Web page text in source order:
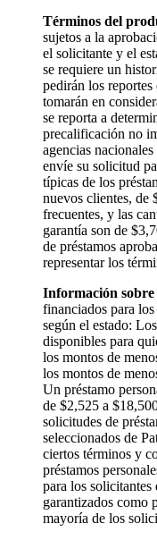
Términos del
sujetos a la
el solicitante y el
se requiere un
pedirán los
tomarán en
se reporta a
precalificación no
agencias
envíe su solicitud
típicas de los
nuevos clientes, de
frecuentes, y las
garantía son de
de préstamos
representar los
Información
financiados para
según el estado:
disponibles para
los montos de
los montos de
Un préstamo
de $2,525 a
solicitudes de
seleccionados de
ciertos términos y
préstamos
para los solicitantes
garantizados como
mayoría de los